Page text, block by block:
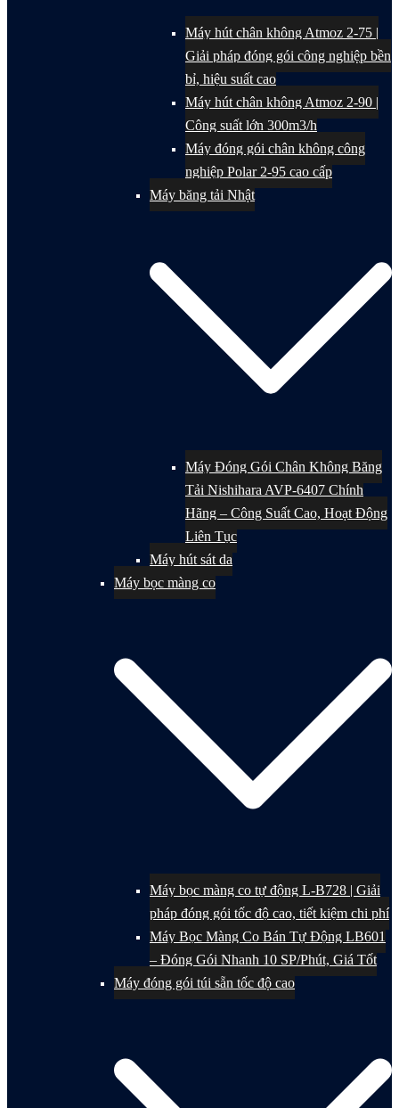
Máy hút chân không Atmoz 2-75 |
Giải pháp đóng gói công nghiệp bền
bỉ, hiệu suất cao
Máy hút chân không Atmoz 2-90 |
Công suất lớn 300m3/h
Máy đóng gói chân không công
nghiệp Polar 2-95 cao cấp
Máy băng tải Nhật
Máy Đóng Gói Chân Không Băng
Tải Nishihara AVP-6407 Chính
Hãng – Công Suất Cao, Hoạt Động
Liên Tục
Máy hút sát da
Máy bọc màng co
Máy bọc màng co tự động L-B728 | Giải
pháp đóng gói tốc độ cao, tiết kiệm chi phí
Máy Bọc Màng Co Bán Tự Động LB601
– Đóng Gói Nhanh 10 SP/Phút, Giá Tốt
Máy đóng gói túi sẵn tốc độ cao